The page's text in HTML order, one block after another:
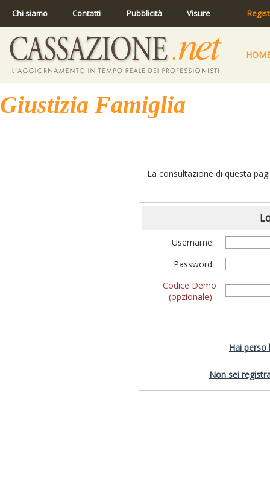
Chi siamo Contatti Pubblicità Visure
Giustizia Famiglia
La consultazione di questa
Username:
Password:
Codice Demo
(opzionale):
Hai perso
Non sei